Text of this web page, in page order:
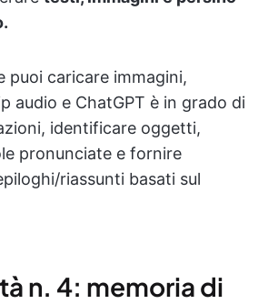
puoi caricare immagini,
audio e ChatGPT è in grado di
identificare oggetti,
pronunciate e fornire
riassunti basati sul
n. 4: memoria di